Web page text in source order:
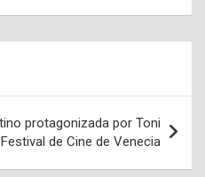
protagonizada por Toni
de Cine de Venecia